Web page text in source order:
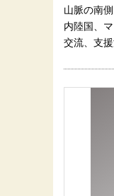
山脈の南
内陸国、
交流、支援